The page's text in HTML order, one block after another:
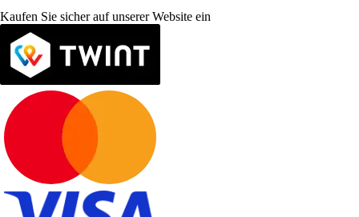
Kaufen Sie sicher auf unserer Website ein